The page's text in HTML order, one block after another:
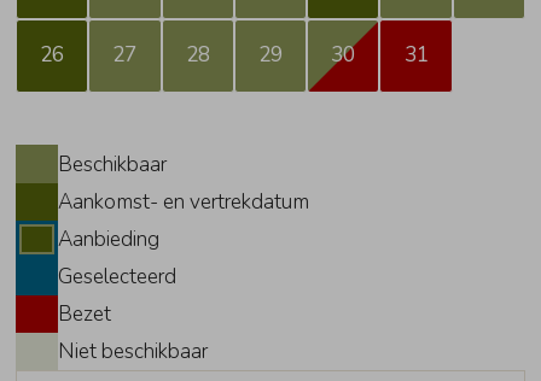
26 27 28 29 30 31
Beschikbaar
Aankomst- en vertrekdatum
Aanbieding
Geselecteerd
Bezet
Niet beschikbaar